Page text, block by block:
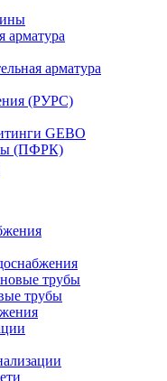
арматура
арматура
(РУРС)
GEBO
(ПФРК)
трубы
трубы